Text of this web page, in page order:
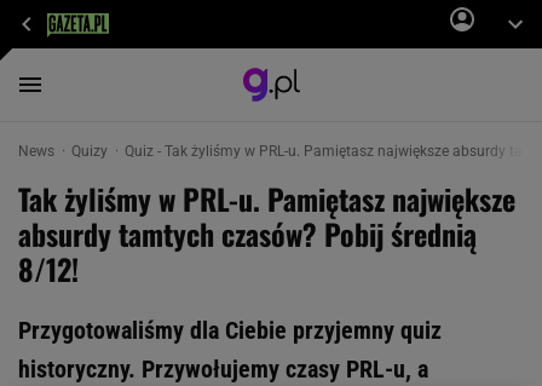
News Quizy Quiz - Tak żyliśmy w PRL-u. Pamiętasz największe absurdy
Tak żyliśmy w PRL-u. Pamiętasz największe
absurdy tamtych czasów? Pobij średnią
8/12!
Przygotowaliśmy dla Ciebie przyjemny quiz
historyczny. Przywołujemy czasy PRL-u, a